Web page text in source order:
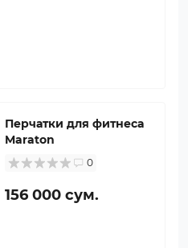
Перчатки для фитнеса
Maraton
0
156 000 сум.